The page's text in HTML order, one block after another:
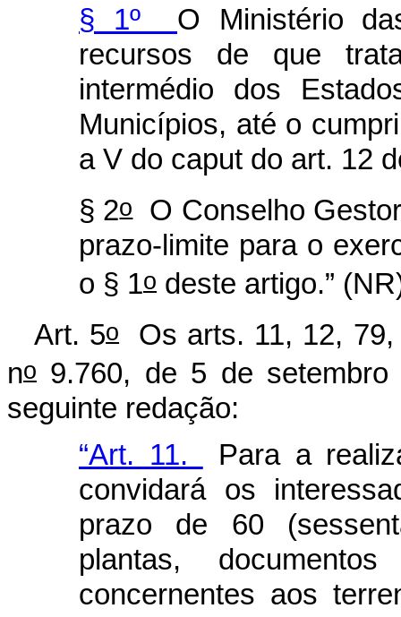
§ 1º O Ministério
recursos de que
intermédio dos
Municípios, até o
a V do caput do art. 12
§ 2oO Conselho
prazo-limite para o
o § 1o deste artigo.”
Art. 5o
Os arts. 11, 12,
no 9.760, de 5 de
seguinte redação:
“Art. 11.
Para a
convidará os
prazo de 60
plantas,
concernentes aos